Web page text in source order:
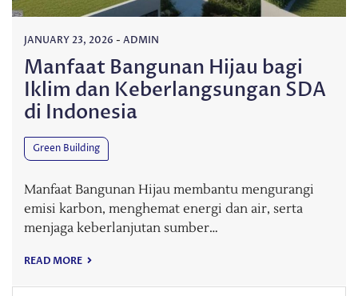
JANUARY 23, 2026 - ADMIN
Manfaat Bangunan Hijau bagi
Iklim dan Keberlangsungan SDA
di Indonesia
Green Building
Manfaat Bangunan Hijau membantu mengurangi
emisi karbon, menghemat energi dan air, serta
menjaga keberlanjutan sumber…
READ MORE